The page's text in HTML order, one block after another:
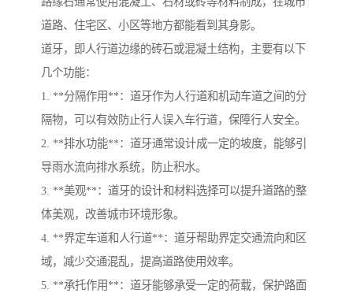
道路、住宅区、小区等地方都能看到其身影。
道牙，即人行道边缘的砖石或混凝土结构，主要有以下
几个功能：
1. **分隔作用**：道牙作为人行道和机动车道之间的分
隔物，可以有效防止行人误入车行道，保障行人安全。
2. **排水功能**：道牙通常设计成一定的坡度，能够引
导雨水流向排水系统，防止积水。
3. **美观**：道牙的设计和材料选择可以提升道路的整
体美观，改善城市环境形象。
4. **界定车道和人行道**：道牙帮助界定交通流向和区
域，减少交通混乱，提高道路使用效率。
5. **承托作用**：道牙能够承受一定的荷载，保护路面